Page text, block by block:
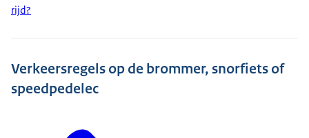
rijd?
Verkeersregels op de brommer, snorfiets of
speedpedelec